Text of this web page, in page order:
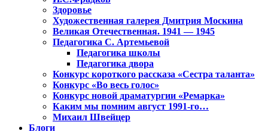
Здоровье
Художественная галерея Дмитрия Москина
Великая Отечественная. 1941 — 1945
Педагогика С. Артемьевой
Педагогика школы
Педагогика двора
Конкурс короткого рассказа «Сестра таланта»
Конкурс «Во весь голос»
Конкурс новой драматургии «Ремарка»
Каким мы помним август 1991-го…
Михаил Швейцер
Блоги